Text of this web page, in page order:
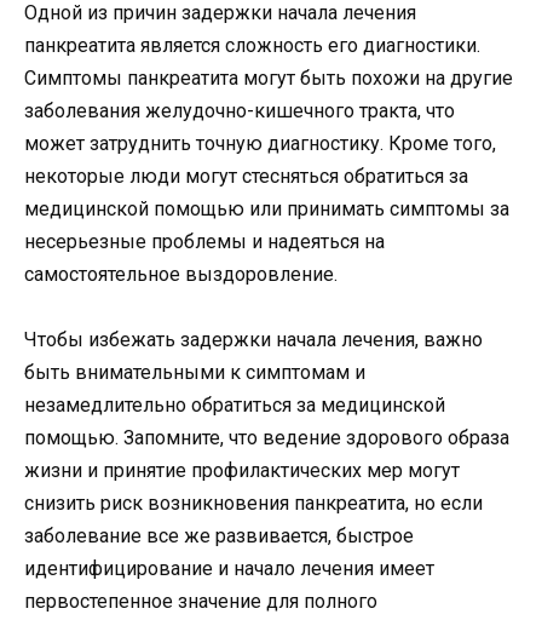
Одной из причин задержки начала лечения
панкреатита является сложность его диагностики.
Симптомы панкреатита могут быть похожи на другие
заболевания желудочно-кишечного тракта, что
может затруднить точную диагностику. Кроме того,
некоторые люди могут стесняться обратиться за
медицинской помощью или принимать симптомы за
несерьезные проблемы и надеяться на
самостоятельное выздоровление.
Чтобы избежать задержки начала лечения, важно
быть внимательными к симптомам и
незамедлительно обратиться за медицинской
помощью. Запомните, что ведение здорового образа
жизни и принятие профилактических мер могут
снизить риск возникновения панкреатита, но если
заболевание все же развивается, быстрое
идентифицирование и начало лечения имеет
первостепенное значение для полного